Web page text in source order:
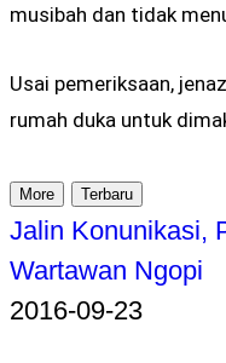
musibah dan tidak
Usai pemeriksaan,
rumah duka untuk
More Terbaru
Jalin Konunikasi,
Wartawan Ngopi
2016-09-23